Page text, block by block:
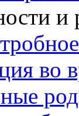
и
во